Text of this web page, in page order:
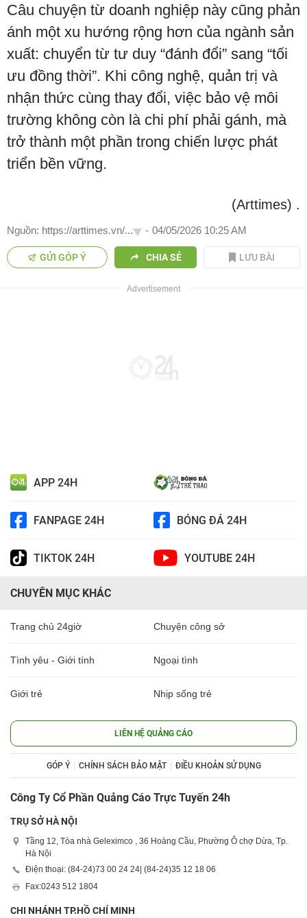
Câu chuyện từ doanh nghiệp này cũng phản
ánh một xu hướng rộng hơn của ngành sản
xuất: chuyển từ tư duy “đánh đổi” sang “tối
ưu đồng thời”. Khi công nghệ, quản trị và
nhận thức cùng thay đổi, việc bảo vệ môi
trường không còn là chi phí phải gánh, mà
trở thành một phần trong chiến lược phát
triển bền vững.
(Arttimes) .
Nguồn: https://arttimes.vn/... - 04/05/2026 10:25 AM
GỬI GÓP Ý CHIA SẺ LƯU BÀI
APP 24H
FANPAGE 24H BÓNG ĐÁ 24H
TIKTOK 24H YOUTUBE 24H
CHUYÊN MỤC KHÁC
Trang chủ 24giờ Chuyện công sở
Tình yêu - Giới tính Ngoại tình
Giới trẻ Nhịp sống trẻ
LIÊN HỆ QUẢNG CÁO
GÓP Ý CHÍNH SÁCH BẢO MẬT ĐIỀU KHOẢN SỬ DỤNG
Công Ty Cổ Phần Quảng Cáo Trực Tuyến 24h
TRỤ SỞ HÀ NỘI
Tầng 12, Tòa nhà Geleximco , 36 Hoàng Cầu, Phường Ô chợ Dừa, Tp.
Hà Nội
Điện thoại: (84-24)73 00 24 24 | (84-24)35 12 18 06
Fax:0243 512 1804
CHI NHÁNH TP.HỒ CHÍ MINH